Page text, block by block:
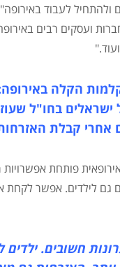
לעבוד
ועסקים רבים
הקלה
ישראלים בחו"ל
אחרי קבלת
פותחת
גם לילדים. אפשר
חשובים.